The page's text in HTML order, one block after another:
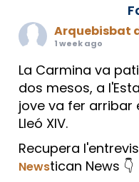
Arquebisbat
1 week ago
La Carmina va
dos mesos, a
jove va fer arribar
Lleó XIV.
Recupera
Newstican News 👇